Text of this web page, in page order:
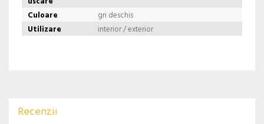
Culoare
gri deschis
Utilizare
interior / exterior
Recenzii